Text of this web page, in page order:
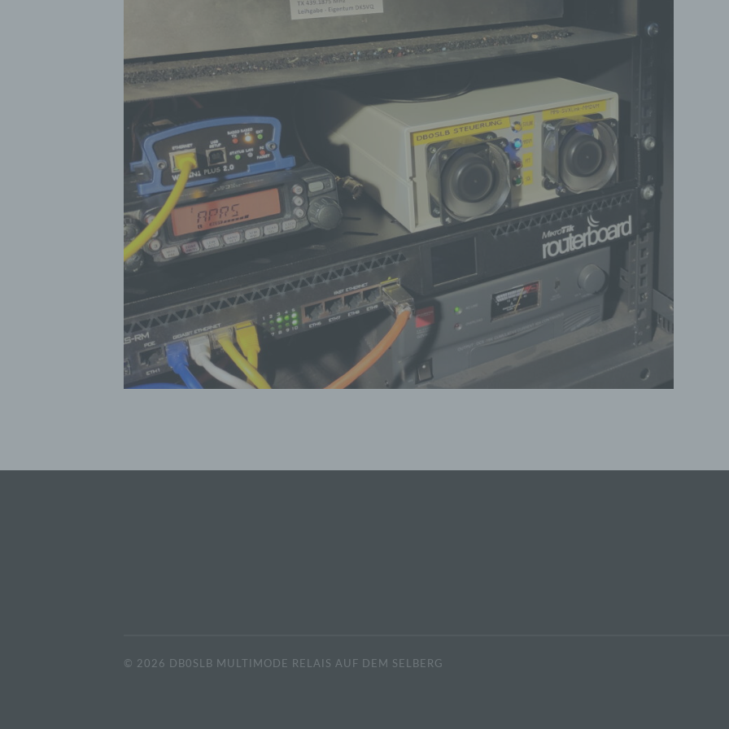
© 2026 DB0SLB MULTIMODE RELAIS AUF DEM SELBERG
natürlichen Person sind, identifiziert werden kann.
b) betroffene Person
Betroffene Person ist jede identifizierte oder
natürliche Person, deren personenbezogene Daten von
dem für die Verarbeitung Verantwortlichen verarbeitet
c) Verarbeitung
Verarbeitung ist jeder mit oder ohne Hilfe automatisierter
Verfahren ausgeführte Vorgang oder jede solche
Vorgangsreihe im Zusammenhang mit
Daten wie das Erheben, das Erfassen, die Organisation,
das Ordnen, die Speicherung, die Anpassung oder
Veränderung, das Auslesen, das Abfragen, die
die Offenlegung durch Übermittlung, Verbreitung oder
andere Form der Bereitstellung, den Abgleich oder die
Profiling ist jede Art der automatisierten Verarbeitung